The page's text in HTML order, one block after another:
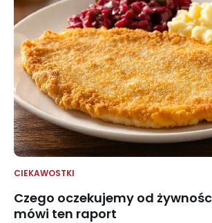
CIEKAWOSTKI
Czego oczekujemy od
mówi ten raport